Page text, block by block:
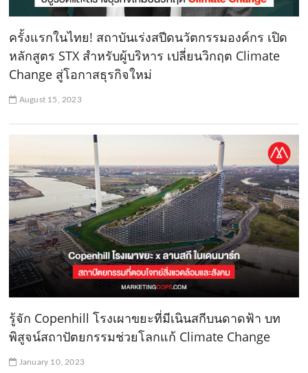
ครั้งแรกในไทย! สถาบันเร่งสปีดนวัตกรรมองค์กร เปิด
หลักสูตร STX สำหรับผู้บริหาร เปลี่ยนวิกฤต Climate
Change สู่โอกาสธุรกิจใหม่
August 15, 2023
รู้จัก Copenhill โรงเผาขยะที่มีเนินสกีบนดาดฟ้า บท
พิสูจน์สถาปัตยกรรมช่วยโลกแก้ Climate Change
January 10, 2023